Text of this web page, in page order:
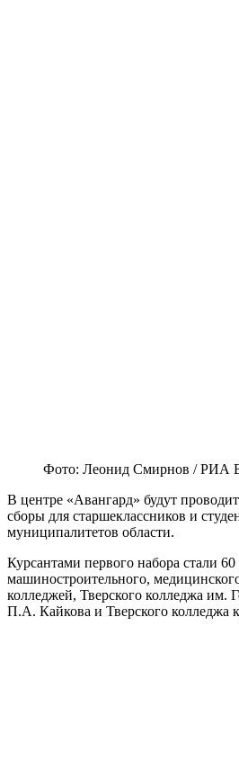
Фото: Леонид Смирнов / РИА
В центре «Авангард» будут
сборы для старшеклассников и
муниципалитетов области.
Курсантами первого набора стали
машиностроительного,
колледжей, Тверского колледжа им.
П.А. Кайкова и Тверского колледжа